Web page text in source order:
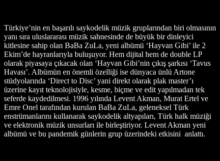
Türkiye’nin en başarılı saykodelik müzik gruplarından biri olmasının
yanı sıra uluslararası müzik sahnesinde de büyük bir dinleyici
kitlesine sahip olan BaBa ZuLa, yeni albümü ‘Hayvan Gibi’ ile 2
Ekim’de hayranlarıyla buluşuyor. Hem dijital hem de double LP
olarak piyasaya çıkacak olan ‘Hayvan Gibi’nin çıkış şarkısı ‘Tavus
Havası’. Albümün en önemli özelliği ise dünyaca ünlü Artone
stüdyolarında ‘Direct to Disc’ yani direkt olarak plak master’ı
üzerine kayıt teknolojisiyle, kesme, biçme ve edit yapılmadan tek
seferde kaydedilmesi. 1996 yılında Levent Akman, Murat Ertel ve
Emre Onel tarafından kurulan BaBa ZuLa, geleneksel Türk
enstrümanlarını kullanarak saykodelik altyapıları, Türk halk müziği
ve elektronik müzik unsurları ile birleştiriyor. Levent Akman yeni
albümü ve bu pandemik günlerin grup üzerindeki etkisini anlattı.